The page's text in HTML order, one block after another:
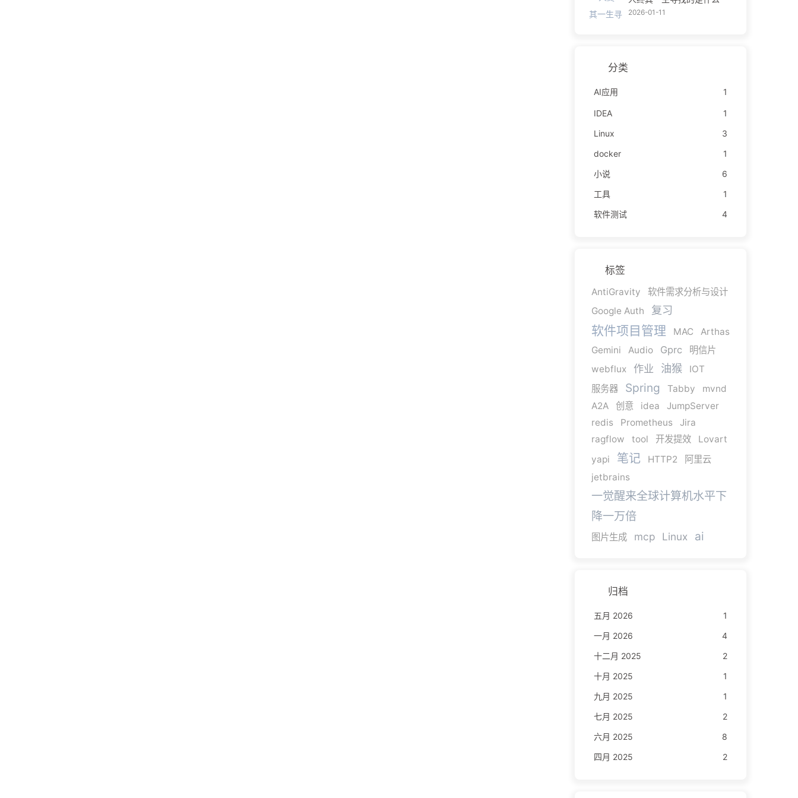
2026-01-11
分类
AI应用 1
IDEA
1
Linux
3
docker
1
小说
6
工具
1
软件测试
4
标签
AntiGravity
软件需求分析与设计
Google Auth
复习
软件项目管理 MAC
Arthas
Gemini
Audio Gprc
明信片
webflux
作业 油猴
IOT
服务器
Spring Tabby
mvnd
A2A
创意 idea
JumpServer
redis
Prometheus
Jira
ragflow
tool 开发提效
Lovart
yapi
笔记 HTTP2
阿里云
jetbrains
一觉醒来全球计算机水平下
降一万倍
图片生成 mcp Linux ai
归档
五月 2026
1
一月 2026
4
十二月 2025
2
十月 2025
1
九月 2025
1
七月 2025
2
六月 2025
8
四月 2025
2